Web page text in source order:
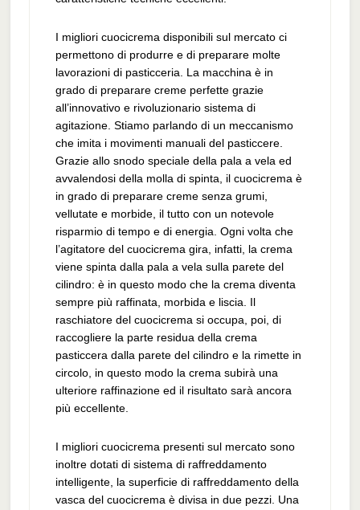
I migliori cuocicrema disponibili sul mercato ci
permettono di produrre e di preparare molte
lavorazioni di pasticceria. La macchina è in
grado di preparare creme perfette grazie
all’innovativo e rivoluzionario sistema di
agitazione. Stiamo parlando di un meccanismo
che imita i movimenti manuali del pasticcere.
Grazie allo snodo speciale della pala a vela ed
avvalendosi della molla di spinta, il cuocicrema è
in grado di preparare creme senza grumi,
vellutate e morbide, il tutto con un notevole
risparmio di tempo e di energia. Ogni volta che
l’agitatore del cuocicrema gira, infatti, la crema
viene spinta dalla pala a vela sulla parete del
cilindro: è in questo modo che la crema diventa
sempre più raffinata, morbida e liscia. Il
raschiatore del cuocicrema si occupa, poi, di
raccogliere la parte residua della crema
pasticcera dalla parete del cilindro e la rimette in
circolo, in questo modo la crema subirà una
ulteriore raffinazione ed il risultato sarà ancora
più eccellente.
I migliori cuocicrema presenti sul mercato sono
inoltre dotati di sistema di raffreddamento
intelligente, la superficie di raffreddamento della
vasca del cuocicrema è divisa in due pezzi. Una